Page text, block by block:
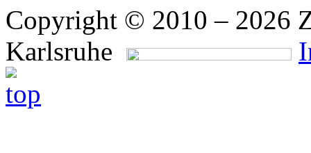
Copyright © 2010 – 2026
Karlsruhe